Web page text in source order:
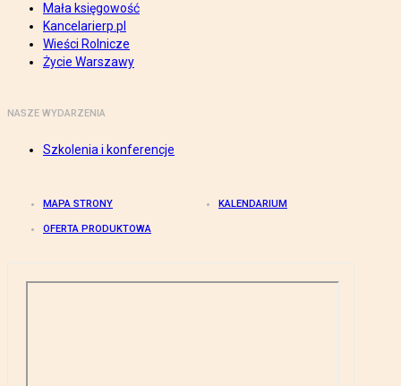
Mała księgowość
Kancelarierp.pl
Wieści Rolnicze
Życie Warszawy
NASZE WYDARZENIA
Szkolenia i konferencje
MAPA STRONY KALENDARIUM
OFERTA PRODUKTOWA